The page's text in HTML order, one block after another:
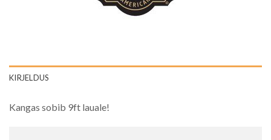
KIRJELDUS
Kangas sobib 9ft lauale!